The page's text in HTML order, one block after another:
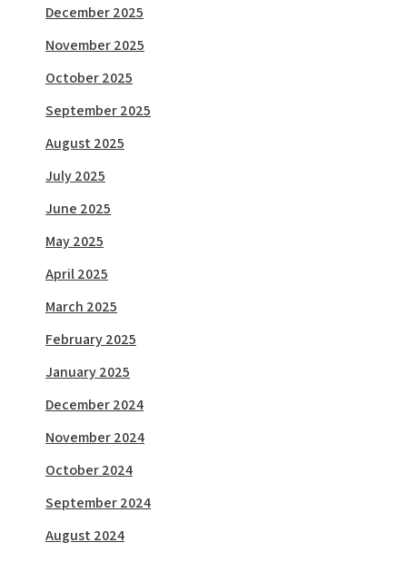
December 2025
November 2025
October 2025
September 2025
August 2025
July 2025
June 2025
May 2025
April 2025
March 2025
February 2025
January 2025
December 2024
November 2024
October 2024
September 2024
August 2024